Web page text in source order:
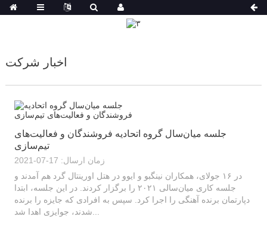
اخبار شرکت
جلسه میان‌سال گروه اتحادیه فروشندگان و فعالیت‌های
تیم‌سازی
زمان ارسال: 17-07-2021
در ۱۶ جولای، همکاران نینگبو و ایوو در هتل اورینتال گرد هم آمدند و
جلسه کاری میان‌سالی ۲۰۲۱ را برگزار کردند. در این جلسه، ابتدا
دپارتمان برنده آهنگی را اجرا کرد. سپس به افرادی که جایزه را برنده
شدند، جوایزی اهدا شد...